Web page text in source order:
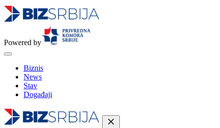
Powered by
Biznis
News
Stav
Događaji